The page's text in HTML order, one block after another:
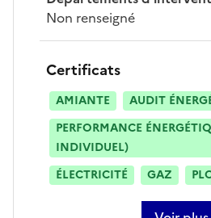
Non renseigné
Certificats
AMIANTE
AUDIT
PERFORMANCE
INDIVIDUEL)
ÉLECTRICITÉ
GAZ